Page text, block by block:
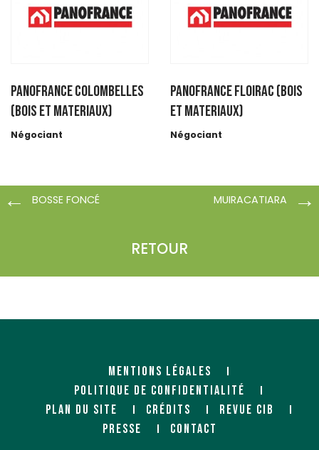
PANOFRANCE COLOMBELLES
(BOIS ET MATERIAUX)
Négociant
PANOFRANCE FLOIRAC (BOIS
ET MATERIAUX)
Négociant
85 route de Nimes
34920 LE CRES
PANOFRANCE LE MANS (BOIS
72025 LE MANS Cedex
BOSSE FONCÉ
RETOUR
MUIRACATIARA
MENTIONS LÉGALES
POLITIQUE DE CONFIDENTIALITÉ
PLAN DU SITE
CRÉDITS
REVUE CIB
PRESSE
CONTACT